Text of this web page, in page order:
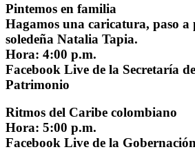
Pintemos en familia
Hagamos una caricatura, paso a
soledeña Natalia Tapia.
Hora: 4:00 p.m.
Facebook Live de la Secretaría
Patrimonio
Ritmos del Caribe colombiano
Hora: 5:00 p.m.
Facebook Live de la